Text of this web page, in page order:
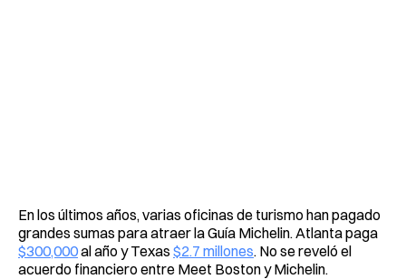
En los últimos años, varias oficinas de turismo han pagado
grandes sumas para atraer la Guía Michelin. Atlanta paga
$300,000al año y Texas $2.7 millones. No se reveló el
acuerdo financiero entre Meet Boston y Michelin.